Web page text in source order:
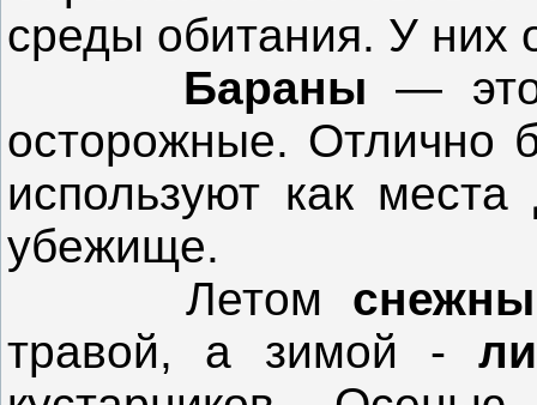
среды обитания. У них
Бараны —
осторожные. Отлично
используют как
убежище.
Летом
травой, а зимой -